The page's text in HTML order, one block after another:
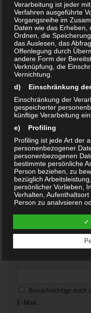
Anfrage zum Infotag für
Senioren und behinderte
Menschen
23. JANUAR 2024
SCHREIBE EINEN
Kommentar*
Benachrichtige mich
E-Mail.
Verarbeitung ist jeder
Verfahren ausgeführte
Vorgangsreihe im
Daten wie das Erheben,
Ordnen, die
das Auslesen, das
Offenlegung durch
andere Form der
Verknüpfung, die
Vernichtung.
d) Einschränkung der
Einschränkung der
gespeicherter
künftige Verarbeitung
e) Profiling
Profiling ist jede Art der
personenbezogener
personenbezogenen
bestimmte persönliche
Person beziehen, zu
bezüglich
persönlicher Vorlieben,
Verhalten,
Person zu analysieren
f)
Pseudonymisierung ist
Daten in einer Weise,
Daten ohne
mehr einer spezifischen
einer identifizierten
✓